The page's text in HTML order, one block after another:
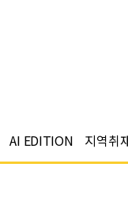
AI EDITION 지역취